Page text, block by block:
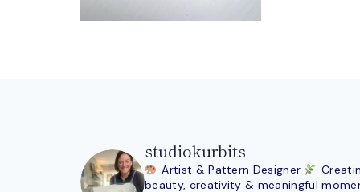
studiokurbits
Artist & Pattern Designer
beauty, creativity & meaningful